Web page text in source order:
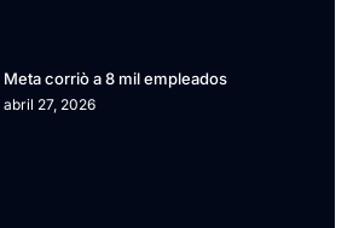
Meta corriò a 8 mil empleados
abril 27, 2026